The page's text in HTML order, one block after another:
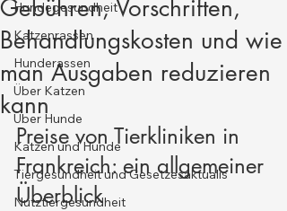
Hundegesundheit
Katzenrassen
Hunderassen
Über Katzen
Über Hunde
Katzen und Hunde
Tiergesundheit und Gesetzesaktualis
Nutztiergesundheit
Gebühren, Vorschriften,
Behandlungskosten und wie
man Ausgaben reduzieren
kann
Preise von Tierkliniken in
Frankreich: ein allgemeiner
Überblick